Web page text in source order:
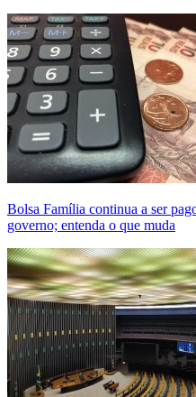
Bolsa Família continua a ser
governo; entenda o que muda